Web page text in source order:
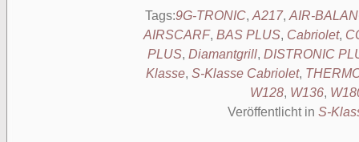
Tags:9G-TRONIC, A217, AIR-
AIRSCARF, BAS PLUS, Cabriolet,
PLUS, Diamantgrill, DISTRONIC
Klasse, S-Klasse Cabriolet,
W128, W136,
Veröffentlicht in S-